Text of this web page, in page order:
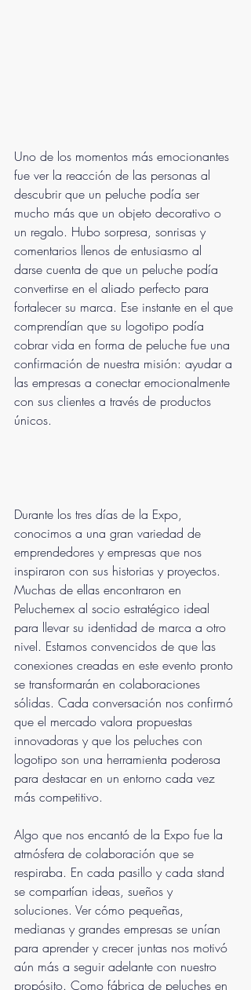
Uno de los momentos más emocionantes
fue ver la reacción de las personas al
descubrir que un peluche podía ser
mucho más que un objeto decorativo o
un regalo. Hubo sorpresa, sonrisas y
comentarios llenos de entusiasmo al
darse cuenta de que un peluche podía
convertirse en el aliado perfecto para
fortalecer su marca. Ese instante en el que
comprendían que su logotipo podía
cobrar vida en forma de peluche fue una
confirmación de nuestra misión: ayudar a
las empresas a conectar emocionalmente
con sus clientes a través de productos
únicos.
Durante los tres días de la Expo,
conocimos a una gran variedad de
emprendedores y empresas que nos
inspiraron con sus historias y proyectos.
Muchas de ellas encontraron en
Peluchemex al socio estratégico ideal
para llevar su identidad de marca a otro
nivel. Estamos convencidos de que las
conexiones creadas en este evento pronto
se transformarán en colaboraciones
sólidas. Cada conversación nos confirmó
que el mercado valora propuestas
innovadoras y que los peluches con
logotipo son una herramienta poderosa
para destacar en un entorno cada vez
más competitivo.
Algo que nos encantó de la Expo fue la
atmósfera de colaboración que se
respiraba. En cada pasillo y cada stand
se compartían ideas, sueños y
soluciones. Ver cómo pequeñas,
medianas y grandes empresas se unían
para aprender y crecer juntas nos motivó
aún más a seguir adelante con nuestro
propósito. Como fábrica de peluches en